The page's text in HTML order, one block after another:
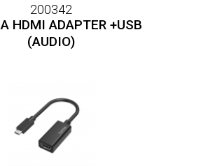
200342
HDMI ADAPTER +USB
(AUDIO)